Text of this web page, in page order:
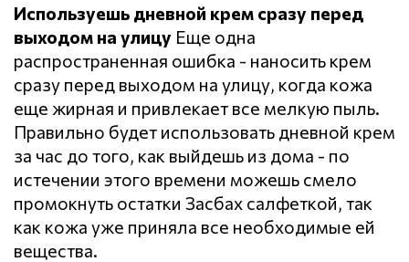
Используешь дневной крем сразу перед
выходом на улицу Еще одна
распространенная ошибка - наносить крем
сразу перед выходом на улицу, когда кожа
еще жирная и привлекает все мелкую пыль.
Правильно будет использовать дневной крем
за час до того, как выйдешь из дома - по
истечении этого времени можешь смело
промокнуть остатки Засбах салфеткой, так
как кожа уже приняла все необходимые ей
вещества.